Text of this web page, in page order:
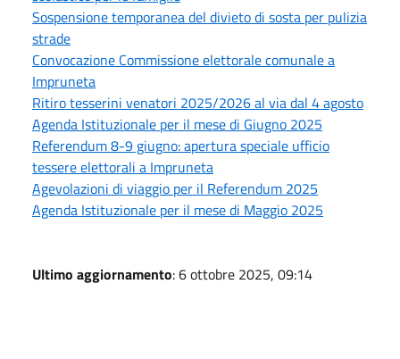
Sospensione temporanea del divieto di sosta per pulizia
strade
Convocazione Commissione elettorale comunale a
Impruneta
Ritiro tesserini venatori 2025/2026 al via dal 4 agosto
Agenda Istituzionale per il mese di Giugno 2025
Referendum 8-9 giugno: apertura speciale ufficio
tessere elettorali a Impruneta
Agevolazioni di viaggio per il Referendum 2025
Agenda Istituzionale per il mese di Maggio 2025
Ultimo aggiornamento: 6 ottobre 2025, 09:14